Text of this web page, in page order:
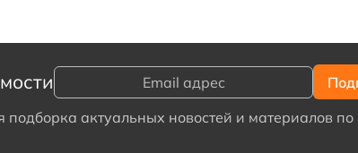
подборка актуальных новостей и материалов по